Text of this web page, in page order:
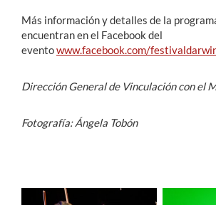
Más información y detalles de la
encuentran en el Facebook del
eventowww.facebook.com/
Dirección General de Vinculación con el
Fotografía: Ángela Tobón